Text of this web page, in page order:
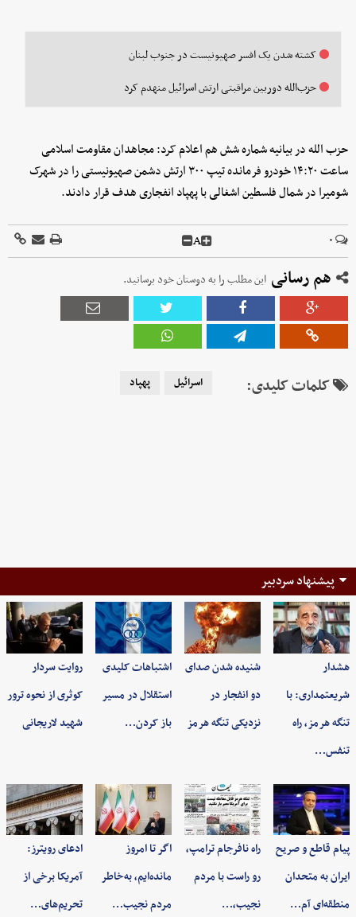
کشته شدن یک افسر صهیونیست در جنوب لبنان
حزب‌الله دوربین مراقبتی ارتش اسرائیل منهدم کرد
حزب الله در بیانیه شماره شش هم اعلام کرد: مجاهدان مقاومت اسلامی
ساعت ۱۴:۲۰ خودرو فرمانده تیپ ۳۰۰ ارتش دشمن صهیونیستی را در شهرک
شومیرا در شمال فلسطین اشغالی با پهپاد انفجاری هدف قرار دادند.
۰ A
هم رسانی این مطلب را به دوستان خود برسانید.
کلمات کلیدی: اسرائیل پهپاد
پیشنهاد سردبیر
هشدار
شریعتمداری: با
تنگه هرمز، راه
تنفس…
شنیده شدن صدای
دو انفجار در
نزدیکی تنگه هرمز
اشتباهات کلیدی
استقلال در مسیر
باز کردن…
روایت سردار
کوثری از نحوه ترور
شهید لاریجانی
پیام قاطع و صریح
ایران به متحدان
منطقه‌ای آم…
راه نافرجام ترامپ،
رو راست با مردم
نجیب،…
اگر تا امروز
مانده‌ایم، به‌خاطر
مردم نجیب…
ادعای رویترز:
آمریکا برخی از
تحریم‌های…